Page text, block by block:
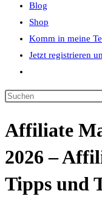
Blog
Shop
Komm in meine
Jetzt registrieren
umschalten
Diese
durchsuchen
Affiliate
2026 –
Tipps und